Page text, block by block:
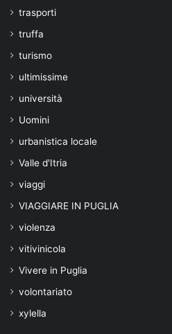
trasporti
truffa
turismo
ultimissime
università
Uomini
urbanistica locale
Valle d'Itria
viaggi
VIAGGIARE IN PUGLIA
violenza
vitivinicola
Vivere in Puglia
volontariato
xylella